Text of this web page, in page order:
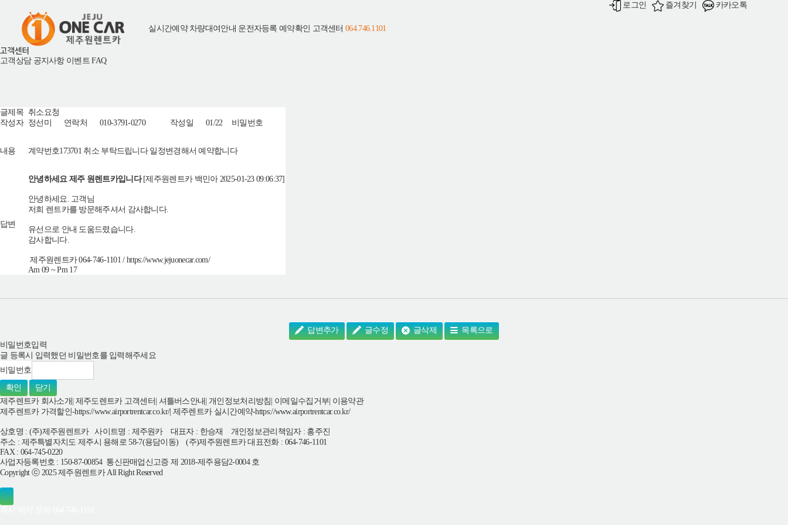
로그인 즐겨찾기 카카오톡
실시간예약 차량대여안내 운전자등록 예약확인 고객센터 064.746.1101
고객센터
고객상담 공지사항 이벤트 FAQ
글제목
취소요청
작성자
정선미 연락처 010-3791-0270 작성일 01/22 비밀번호
내용 계약번호173701 취소 부탁드립니다 일정변경해서 예약합니다
답변
안녕하세요 제주 원렌트카입니다 [제주원렌트카 백민아 2025-01-23 09:06:37]
안녕하세요. 고객님
저희 렌트카를 방문해주셔서 감사합니다.
유선으로 안내 도움드렸습니다.
감사합니다.
제주원렌트카 064-746-1101 / https://www.jejuonecar.com/
Am 09 ~ Pm 17
답변추가 글수정 글삭제
목록으로
비밀번호입력
글 등록시 입력했던 비밀번호를 입력해주세요
비밀번호
확인
닫기
제주렌트카 회사소개 제주도렌트카 고객센터 셔틀버스안내 개인정보처리방침 이메일수집거부 이용약관
제주렌트카 가격할인-https://www.airportrentcar.co.kr/| 제주렌트카 실시간예약-https://www.airportrentcar.co.kr/
상호명 : (주)제주원렌트카 사이트명 : 제주원카 대표자 : 한승재 개인정보관리책임자 : 홍주진
주소 : 제주특별자치도 제주시 용해로 58-7(용담이동) (주)제주원렌트카 대표전화 : 064-746-1101
FAX : 064-745-0220
사업자등록번호 : 150-87-00854 통신판매업신고증 제 2018-제주용담2-0004 호
Copyright ⓒ 2025 제주원렌트카 All Right Reserved